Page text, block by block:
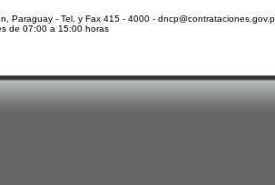
Paraguay - Tel. y Fax 415 - 4000 -
de 07:00 a 15:00 horas